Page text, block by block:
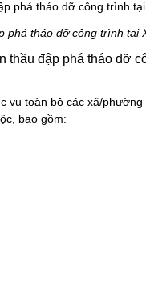
phá tháo dỡ công trình tại
thầu đập phá tháo dỡ
vụ toàn bộ các xã/phường
, bao gồm: